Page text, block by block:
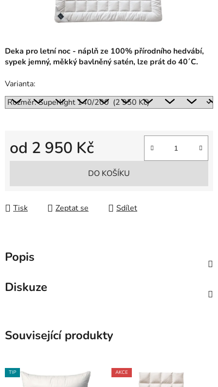
Deka pro letní noc - náplň ze 100% přírodního hedvábí,
sypek jemný, měkký bavlněný satén, lze prát do 40´C.
Varianta:
od 2 950 Kč
Měrná cena:
DO KOŠÍKU
Tisk Zeptat se Sdílet
Popis
Diskuze
Související produkty
TIP AKCE